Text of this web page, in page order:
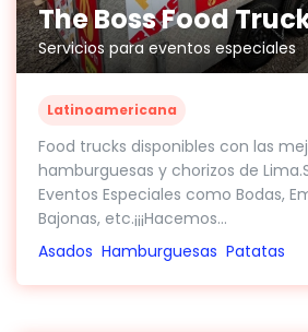
The Boss Food
Servicios para eventos especiales
Latinoamericana
Food trucks disponibles con las
hamburguesas y chorizos de
Eventos Especiales como Bodas,
Bajonas, etc.¡¡¡Hacemos...
Asados Hamburguesas Patatas